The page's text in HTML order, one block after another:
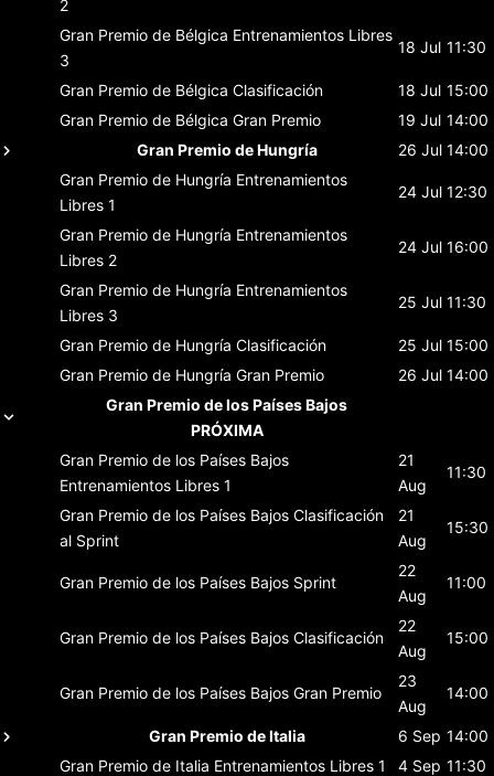
2
Gran Premio de Bélgica Entrenamientos Libres
3
18 Jul 11:30
Gran Premio de Bélgica Clasificación 18 Jul 15:00
Gran Premio de Bélgica Gran Premio 19 Jul 14:00
Gran Premio de Hungría
26 Jul 14:00
Gran Premio de Hungría Entrenamientos
Libres 1
24 Jul 12:30
Gran Premio de Hungría Entrenamientos
Libres 2
24 Jul 16:00
Gran Premio de Hungría Entrenamientos
Libres 3
25 Jul 11:30
Gran Premio de Hungría Clasificación 25 Jul 15:00
Gran Premio de Hungría Gran Premio 26 Jul 14:00
Gran Premio de los Países Bajos
PRÓXIMA
Gran Premio de los Países Bajos
Entrenamientos Libres 1
21
Aug
11:30
Gran Premio de los Países Bajos Clasificación
al Sprint
21
Aug
15:30
Gran Premio de los Países Bajos Sprint
22
Aug
11:00
Gran Premio de los Países Bajos Clasificación
22
Aug
15:00
Gran Premio de los Países Bajos Gran Premio
23
Aug
14:00
Gran Premio de Italia 6 Sep 14:00
Gran Premio de Italia Entrenamientos Libres 1 4 Sep 11:30